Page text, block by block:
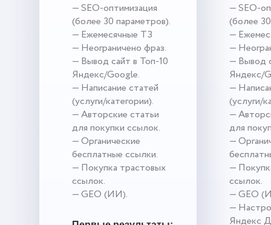
— SEO-оптимизация
(более 30 параметров).
— Ежемесячные ТЗ
— Неограничено фраз.
— Вывод сайт в Топ-10
Яндекс/Google.
— Написание статей
(услуги/категории).
— Авторские статьи
для покупки ссылок.
— Органические
бесплатные ссылки.
— Покупка трастовых
ссылок.
— GEO (ИИ).
— SEO-
(более
—
—
— Вывод
Яндекс/
—
(услуги/
—
для
—
—
ссылок.
— GEO
—
Яндекс